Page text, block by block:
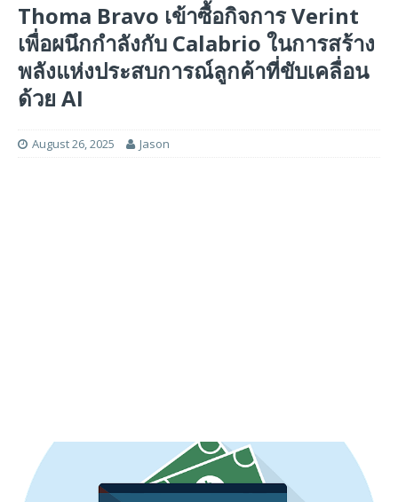
Thoma Bravo เข้าซื้อกิจการ Verint
เพื่อผนึกกำลังกับ Calabrio ในการสร้าง
พลังแห่งประสบการณ์ลูกค้าที่ขับเคลื่อน
ด้วย AI
August 26, 2025 Jason